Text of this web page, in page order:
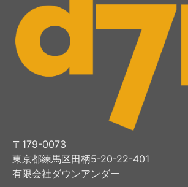
〒179-0073
東京都練馬区田柄5-20-22-401
有限会社ダウンアンダー